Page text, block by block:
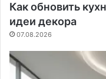
Как обновить
идеи декора
07.08.2026